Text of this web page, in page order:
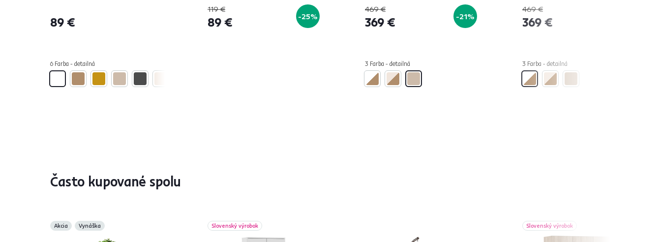
89 €
6 Farba - detailná
119 €
89 € -25%
469 €
369 € -21%
3 Farba - detailná
469 €
369 €
3 Farba - detailná
Často kupované spolu
Akcia Vynáška Slovenský výrobok Slovenský výrobok